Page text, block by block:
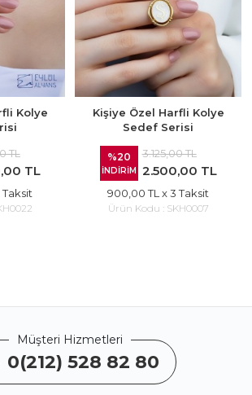
Kolye
TL
TL
Taksit
Kişiye Özel Harfli Kolye
Sedef Serisi
%20
İNDİRİM
3.125,00 TL
2.500,00 TL
900,00 TL x 3 Taksit
Ürün Kodu : SKH0007
Müşteri Hizmetleri
0(212) 528 82 80